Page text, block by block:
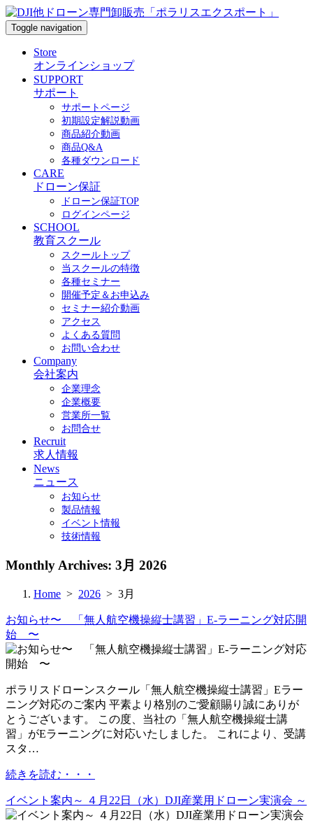
Toggle navigation
Store
オンラインショップ
SUPPORT
サポート
サポートページ
初期設定解説動画
商品紹介動画
商品Q&A
各種ダウンロード
CARE
ドローン保証
ドローン保証TOP
ログインページ
SCHOOL
教育スクール
スクールトップ
当スクールの特徴
各種セミナー
開催予定＆お申込み
セミナー紹介動画
アクセス
よくある質問
お問い合わせ
Company
会社案内
企業理念
企業概要
営業所一覧
お問合せ
Recruit
求人情報
News
ニュース
お知らせ
製品情報
イベント情報
技術情報
Monthly Archives: 3月 2026
Home > 2026 > 3月
お知らせ〜 「無人航空機操縦士講習」E-ラーニング対応開
始 〜
ポラリスドローンスクール「無人航空機操縦士講習」Eラー
ニング対応のご案内 平素より格別のご愛顧賜り誠にありが
とうございます。 この度、当社の「無人航空機操縦士講
習」がEラーニングに対応いたしました。 これにより、受講
スタ…
続きを読む・・・
イベント案内～ ４月22日（水）DJI産業用ドローン実演会 ～